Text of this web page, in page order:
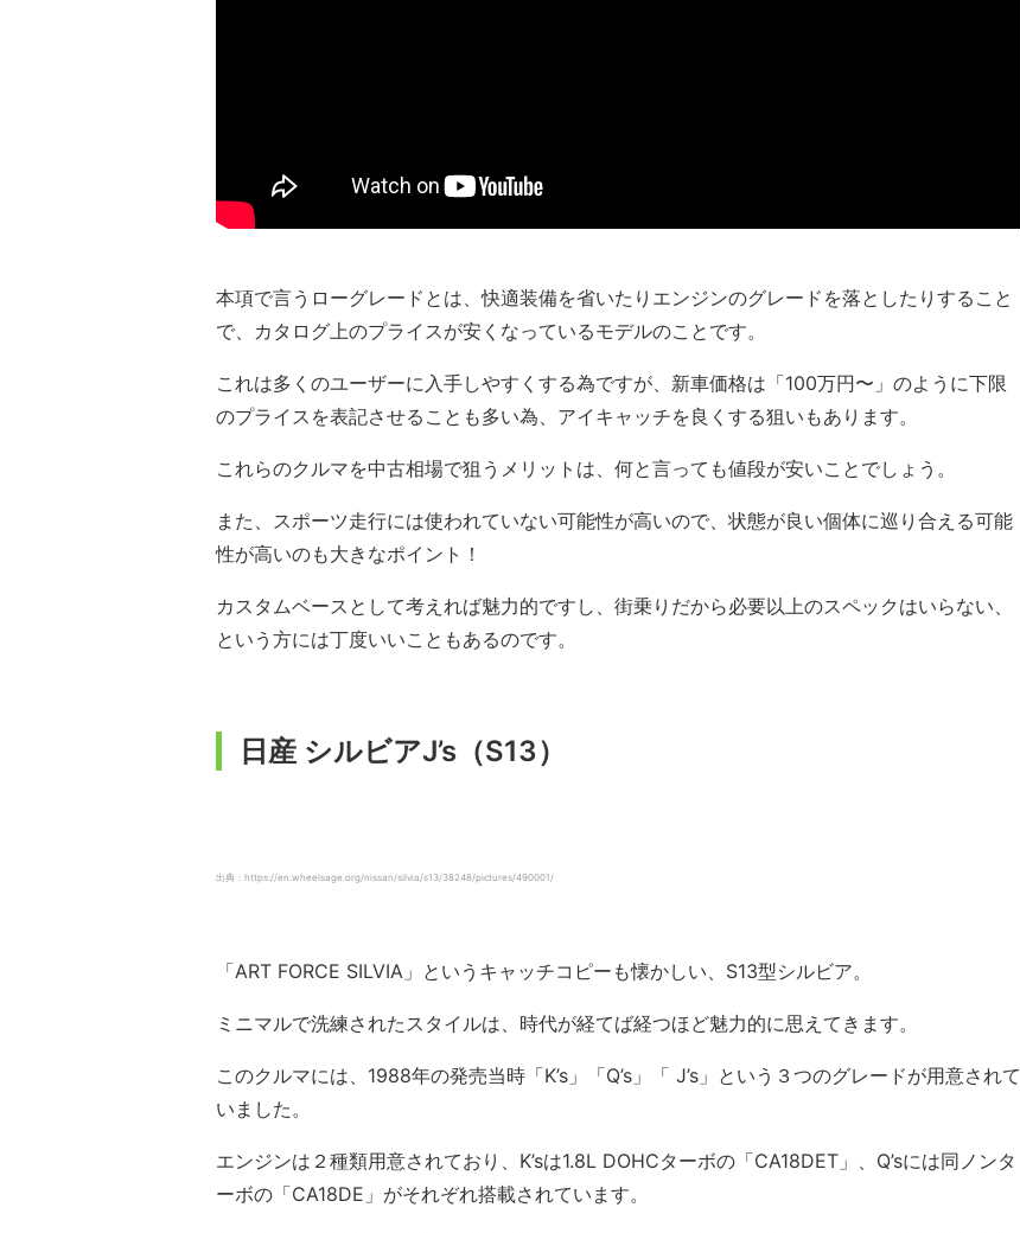
本項で言うローグレードとは、快適装備を省いたりエンジンのグレードを落としたりすること
で、カタログ上のプライスが安くなっているモデルのことです。
これは多くのユーザーに入手しやすくする為ですが、新車価格は「100万円〜」のように下限
のプライスを表記させることも多い為、アイキャッチを良くする狙いもあります。
これらのクルマを中古相場で狙うメリットは、何と言っても値段が安いことでしょう。
また、スポーツ走行には使われていない可能性が高いので、状態が良い個体に巡り合える可能
性が高いのも大きなポイント！
カスタムベースとして考えれば魅力的ですし、街乗りだから必要以上のスペックはいらない、
という方には丁度いいこともあるのです。
日産 シルビアJ’s（S13）
出典：https://en.wheelsage.org/nissan/silvia/s13/38248/pictures/490001/
「ART FORCE SILVIA」というキャッチコピーも懐かしい、S13型シルビア。
ミニマルで洗練されたスタイルは、時代が経てば経つほど魅力的に思えてきます。
このクルマには、1988年の発売当時「K’s」「Q’s」「 J’s」という３つのグレードが用意されて
いました。
エンジンは２種類用意されており、K’sは1.8L DOHCターボの「CA18DET」、Q’sには同ノンタ
ーボの「CA18DE」がそれぞれ搭載されています。